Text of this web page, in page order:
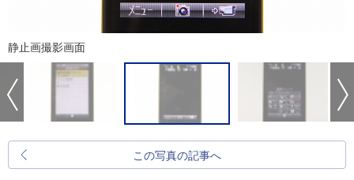
静止画撮影画面
この写真の記事へ